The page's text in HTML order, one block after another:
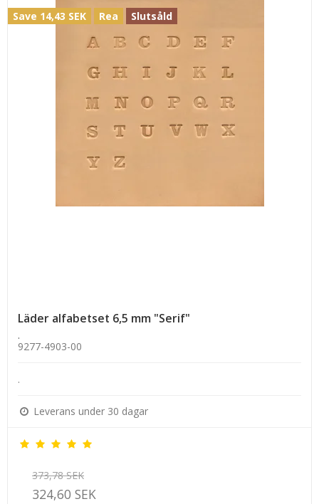
Save 14,43 SEK Rea Slutsåld
Läder alfabetset 6,5 mm "Serif"
.
9277-4903-00
.
Leverans under 30 dagar
373,78 SEK
324,60 SEK